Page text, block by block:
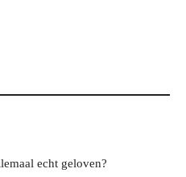
echt geloven?